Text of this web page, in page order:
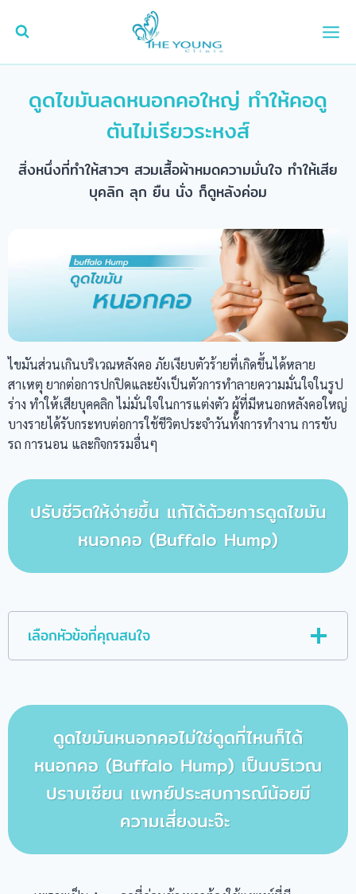
ดูดไขมันลดหนอกคอใหญ่ ทำให้คอดู
ตันไม่เรียวระหงส์
สิ่งหนึ่งที่ทำให้สาวๆ สวมเสื้อผ้าหมดความมั่นใจ ทำให้เสีย
บุคลิก ลุก ยืน นั่ง ก็ดูหลังค่อม
ไขมันส่วนเกินบริเวณหลังคอ ภัยเงียบตัวร้ายที่เกิดขึ้นได้หลาย
สาเหตุ ยากต่อการปกปิดและยังเป็นตัวการทำลายความมั่นใจในรูป
ร่าง ทำให้เสียบุคคลิก ไม่มั่นใจในการแต่งตัว ผู้ที่มีหนอกหลังคอใหญ่
บางรายได้รับกระทบต่อการใช้ชีวิตประจำวันทั้งการทำงาน การขับ
รถ การนอน และกิจกรรมอื่นๆ
ปรับชีวิตให้ง่ายขึ้น แก้ได้ด้วยการดูดไขมัน
หนอกคอ (Buffalo Hump)
เลือกหัวข้อที่คุณสนใจ
ดูดไขมันหนอกคอไม่ใช่ดูดที่ไหนก็ได้
หนอกคอ (Buffalo Hump) เป็นบริเวณ
ปราบเซียน แพทย์ประสบการณ์น้อยมี
ความเสี่ยงนะจ๊ะ